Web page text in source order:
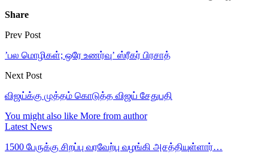
Share
Prev Post
’பல மொழிகள்; ஒரே உணர்வு’ ஸ்ரீகர் பிரசாத்
Next Post
விஜய்க்கு முத்தம் கொடுத்த விஜய் சேதுபதி
You might also like More from author
Latest News
1500 பேருக்கு சிறப்பு வரவேற்பு வழங்கி அசத்தியுள்ளார்…